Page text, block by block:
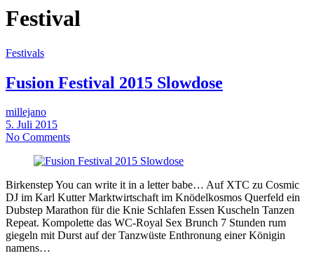
Festival
Festivals
Fusion Festival 2015 Slowdose
millejano
5. Juli 2015
No Comments
Birkenstep You can write it in a letter babe… Auf XTC zu Cosmic
DJ im Karl Kutter Marktwirtschaft im Knödelkosmos Querfeld ein
Dubstep Marathon für die Knie Schlafen Essen Kuscheln Tanzen
Repeat. Kompolette das WC-Royal Sex Brunch 7 Stunden rum
giegeln mit Durst auf der Tanzwüste Enthronung einer Königin
namens…